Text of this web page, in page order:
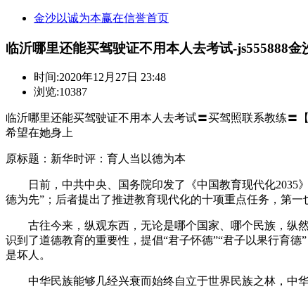
金沙以诚为本赢在信誉首页
临沂哪里还能买驾驶证不用本人去考试-js555888金
时间:2020年12月27日 23:48
浏览:10387
临沂哪里还能买驾驶证不用本人去考试〓买驾照联系教练〓
希望在她身上
原标题：新华时评：育人当以德为本
日前，中共中央、国务院印发了《中国教育现代化2035》
德为先”；后者提出了推进教育现代化的十项重点任务，第
古往今来，纵观东西，无论是哪个国家、哪个民族，纵然
识到了道德教育的重要性，提倡“君子怀德”“君子以果行育
是坏人。
中华民族能够几经兴衰而始终自立于世界民族之林，中华